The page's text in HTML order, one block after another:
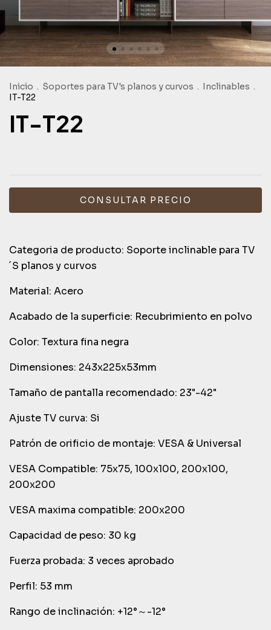
Inicio . Soportes para TV's planos y curvos . Inclinables .
IT-T22
IT-T22
Categoria de producto: Soporte inclinable para TV
´S planos y curvos
Material: Acero
Acabado de la superficie: Recubrimiento en polvo
Color: Textura fina negra
Dimensiones: 243x225x53mm
Tamaño de pantalla recomendado: 23"-42"
Ajuste TV curva: Si
Patrón de orificio de montaje: VESA & Universal
VESA Compatible: 75x75, 100x100, 200x100,
200x200
VESA maxima compatible: 200x200
Capacidad de peso: 30 kg
Fuerza probada: 3 veces aprobado
Perfil: 53 mm
Rango de inclinación: +12°～-12°